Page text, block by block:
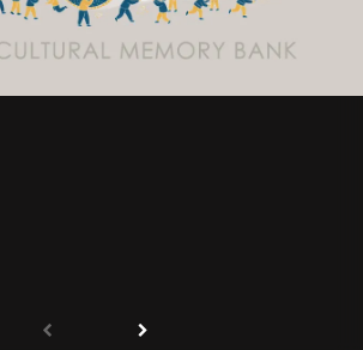
示 3.0 台灣及其後版本(CC BY 3.0 TW +)